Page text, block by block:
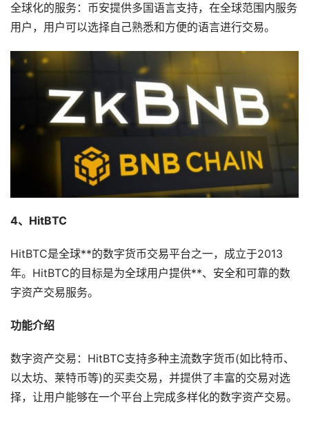
全球化的服务：币安提供多国语言支持，在全球范围内服务
用户，用户可以选择自己熟悉和方便的语言进行交易。
4、HitBTC
HitBTC是全球**的数字货币交易平台之一，成立于2013
年。HitBTC的目标是为全球用户提供**、安全和可靠的数
字资产交易服务。
功能介绍
数字资产交易：HitBTC支持多种主流数字货币(如比特币、
以太坊、莱特币等)的买卖交易，并提供了丰富的交易对选
择，让用户能够在一个平台上完成多样化的数字资产交易。